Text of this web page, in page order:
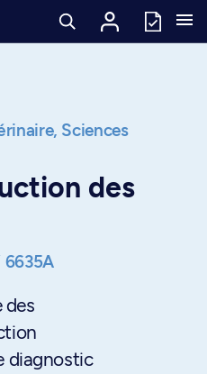
Sciences
des
6635A
des
diagnostic